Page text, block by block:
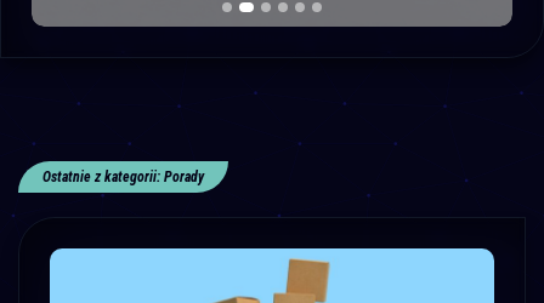
Ostatnie z kategorii: Porady